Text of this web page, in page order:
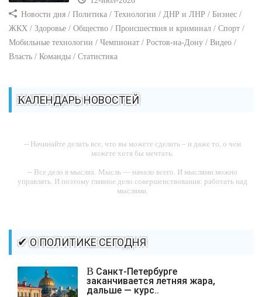
Новости дня / Политика / Технологии / ДНР и ЛНР / Бизнес /
ЖКХ / Здоровье / Общество / Происшествия и криминал / Спорт /
Мобильные технологии / Чемпионат / Ростов-на-Дону / Видео /
Власть / Команды / Статистика
КАЛЕНДАРЬ НОВОСТЕЙ
-- Начинайте делать все, что вы можете сделать – и даже то, о чем
можете хотя бы мечтать.
-- Все дело в мыслях. Мысль — начало всего. И мыслями можно
управлять. И поэтому главное дело совершенствования: работать над
мыслями.
-- Самое большое богатство — это ум. Самая большая нищета —
глупость. Из всех страхов самый пугающий — самолюбование.
-- Лучшее, что можно сделать с хорошим советом, это пропустить его
мимо ушей. Он никогда не бывает полезен никому, кроме того, кто его
дал.
✔ О ПОЛИТИКЕ СЕГОДНЯ
В Санкт-Петербурге
заканчивается летняя жара,
дальше — курс..